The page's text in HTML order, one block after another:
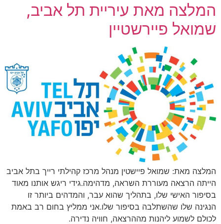
המלצה מאת עיריית תל אביב,
שמואל פיירשטיין
המלצה מאת: שמואל פיישטין מנהל מרכז קהילתי רייך בתל אביב
הייתה הרצאה מעוררת השראה, מדהימה.גידי ריגש אותנו מאוד
בסיפור האישי שלו, בתהליך שהוא עבר, והמדהים ביותר זו
הנגינה שלו שהשתלבה בסיפור שלו.אני ממליץ בחום רב באמת
לכולם לשמוע ליהנות מההרצאה, חוויה נדירה.